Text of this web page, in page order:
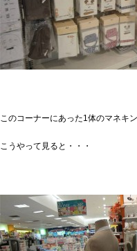
このコーナーにあった1体のマネキ
こうやって見ると・・・